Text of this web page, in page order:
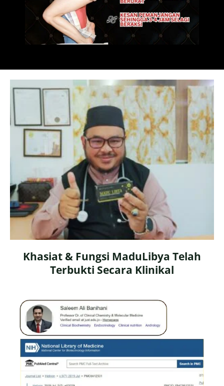
Khasiat & Fungsi MaduLibya Telah
Terbukti Secara Klinikal